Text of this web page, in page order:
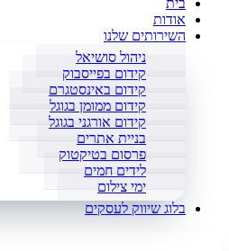
אודות
השירותים שלנו
ניהול סושיאל
קידום בפייסבוק
קידום באינסטגרם
קידום ממומן בגוגל
קידום אורגני בגוגל
בניית אתרים
פרסום בטיקטוק
לידים חמים
ימי צילום
בלוג שיווק לעסקים